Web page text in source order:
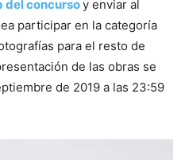
del concursoy enviar al
participar en la categoría
para el resto de
de las obras se
de 2019 a las 23:59